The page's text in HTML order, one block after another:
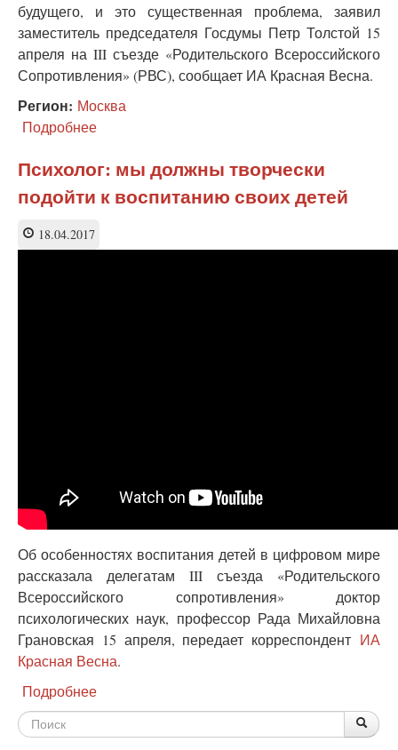
будущего, и это существенная проблема, заявил
заместитель председателя Госдумы Петр Толстой 15
апреля на III съезде «Родительского Всероссийского
Сопротивления» (РВС), сообщает ИА Красная Весна.
Регион: Москва
Подробнее
спикер
Госдумы:
мы
предложить
Психолог: мы должны творчески
подойти к воспитанию своих детей
18.04.2017
Об особенностях воспитания детей в цифровом мире
рассказала делегатам III съезда «Родительского
Всероссийского сопротивления» доктор
психологических наук, профессор Рада Михайловна
Грановская 15 апреля, передает корреспондент ИА
Красная Весна.
Подробнее
Психолог:
должны
Форма